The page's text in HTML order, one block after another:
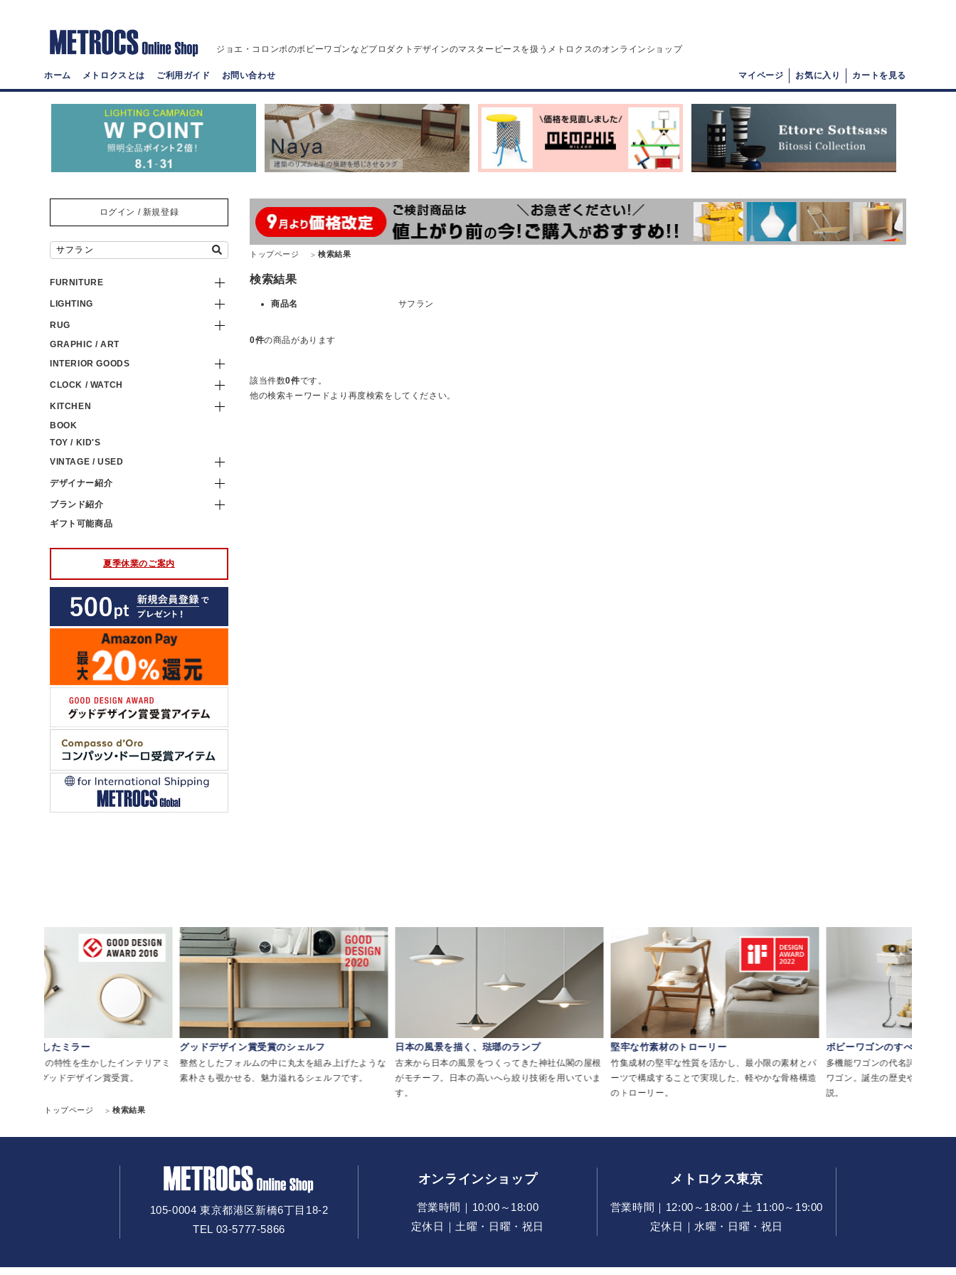
ジョエ・コロンボのボビーワゴンなどプロダクトデザインのマスターピースを扱うメトロクスのオンラインショップ
ホーム メトロクスとは ご利用ガイド お問い合わせ マイページ お気に入り カートを見る
ログイン / 新規登録
FURNITURE
LIGHTING
RUG
GRAPHIC / ART
INTERIOR GOODS
CLOCK / WATCH
KITCHEN
BOOK
TOY / KID'S
VINTAGE / USED
デザイナー紹介
ブランド紹介
ギフト可能商品
夏季休業のご案内
トップページ 検索結果
検索結果
商品名 サフラン
0件の商品があります
該当件数0件です。
他の検索キーワードより再度検索をしてください。
グッドデザイン賞受賞のシェルフ
整然としたフォルムの中に丸太を組み上げたような
素朴さも覗かせる、魅力溢れるシェルフです。
日本の風景を描く、琺瑯のランプ
古来から日本の風景をつくってきた神社仏閣の屋根
がモチーフ。日本の高いへら絞り技術を用いていま
堅牢な竹素材のトローリー
竹集成材の堅牢な性質を活かし、最小限の素材とパ
ーツで構成することで実現した、軽やかな骨格構造
ボビーワゴンのすべて
多機能ワゴンの代名詞 ジョエ・コロンボのボビー
ワゴン。誕生の歴史や構造・使用例をくわしく解
リゾートチ
西海岸・メキ
として親しま
トップページ 検索結果
105-0004 東京都港区新橋6丁目18-2
TEL 03-5777-5866
オンラインショップ
営業時間｜10:00～18:00
定休日｜土曜・日曜・祝日
メトロクス東京
営業時間｜12:00～18:00 / 土 11:00～19:00
定休日｜水曜・日曜・祝日